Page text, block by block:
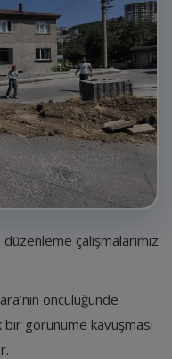
çalışmalarımız
öncülüğünde
görünüme kavuşması